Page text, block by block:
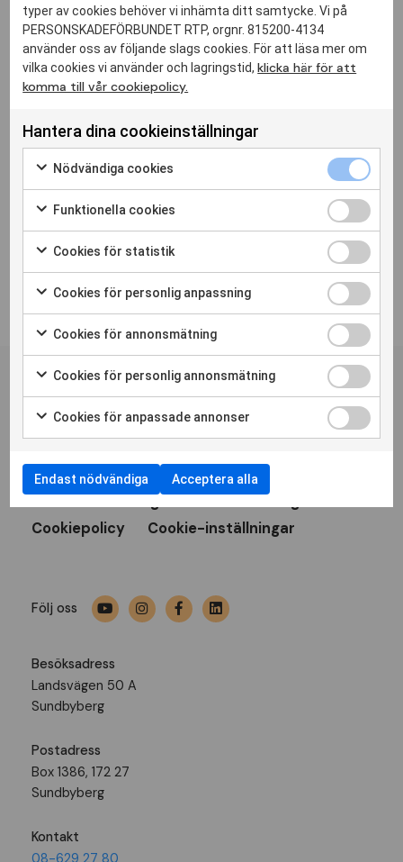
Personskadeförbundet RTPs
nyhetsbrev
Prenumerera
Bli medlem Press
Nyheter
Cookiepolicy
Cookie-inställningar
Följ oss
Besöksadress
Landsvägen 50 A
Sundbyberg
Postadress
Box 1386, 172 27
Sundbyberg
Kontakt
typer av cookies behöver vi inhämta ditt samtycke. Vi på
PERSONSKADEFÖRBUNDET RTP, orgnr. 815200-4134
använder oss av följande slags cookies. För att läsa mer om
vilka cookies vi använder och lagringstid,klicka här för att
komma till vår cookiepolicy.
Hantera dina cookieinställningar
Nödvändiga cookies
Funktionella cookies
Cookies för statistik
Cookies för personlig anpassning
Cookies för annonsmätning
Cookies för personlig annonsmätning
Cookies för anpassade annonser
Endast nödvändiga Acceptera alla